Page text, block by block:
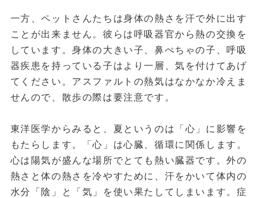
一方、ペットさんたちは身体の熱さを汗で外に出す
ことが出来ません。彼らは呼吸器官から熱の交換を
しています。身体の大きい子、鼻ぺちゃの子、呼吸
器疾患を持っている子はより一層、気を付けてあげ
てください。アスファルトの熱気はなかなか冷えま
せんので、散歩の際は要注意です。
東洋医学からみると、夏というのは「心」に影響を
もたらします。「心」は心臓、循環に関係します。
心は陽気が盛んな場所でとても熱い臓器です。外の
熱さと体の熱さを冷やすために、汗をかいて体内の
水分「陰」と「気」を使い果たしてしまいます。症